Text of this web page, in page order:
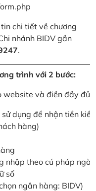
chi tiết về chương
nhánh BIDV gần
.
trình với 2 bước:
website và điền đầy đủ
dụng để nhận tiền
hàng)
nhập theo cú pháp
số
ngân hàng: BIDV)